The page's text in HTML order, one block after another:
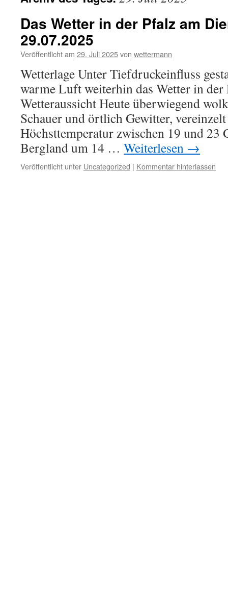
Das Wetter in der Pfalz am
29.07.2025
Veröffentlicht am 29. Juli 2025von wettermann
Wetterlage Unter Tiefdruckeinfluss
warme Luft weiterhin das Wetter in der
Wetteraussicht Heute überwiegend
Schauer und örtlich Gewitter,
Höchsttemperatur zwischen 19 und 23
Bergland um 14 … Weiterlesen →
Veröffentlicht unter Uncategorized | Kommentar hinterlassen